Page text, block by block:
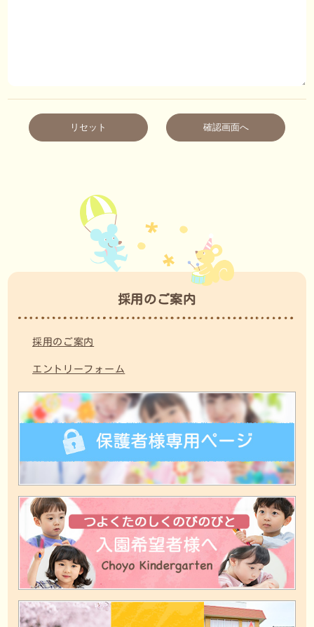
リセット 確認画面へ
採用のご案内
採用のご案内
エントリーフォーム